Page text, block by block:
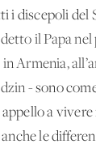
i discepoli del
il Papa
Armenia,
- sono
a
le